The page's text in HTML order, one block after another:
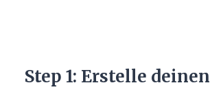
Step 1: Erstelle deinen